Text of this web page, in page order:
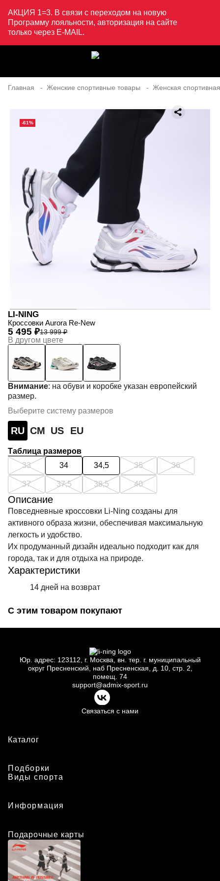
АКЦИЯ 1=3. В связи с переходом на новую
Программу лояльности, авторизация на сайте
только через E-MAIL.
Главная Женские спортивные товары Женская
-61%
LI-NING
Кроссовки Aurora Re-New
13 999 ₽
5 495 ₽
В другом цвете
Внимание: на обуви и коробке указан европейский
размер.
Выберите систему размеров
RU СМ US EU
Таблица размеров
33
34 34,5 35 36
37 37,5 38,5 40
Описание
Повседневные кроссовки Li-Ning созданы для
активного образа жизни, обеспечивая максимальную
легкость и удобство.
Их продуманный дизайн идеально подходит как для
города, так и для отдыха на природе.
Характеристики
14 дней на возврат
С этим товаром покупают
Юр. адрес: 123112, г. Москва, вн. тер. г. муниципальный
округ Пресненский, наб Пресненская, д.
10, стр. 2,
помещ. 74
support@admix-sport.ru
Связаться с нами
Каталог
Подборки
Виды спорта
Информация
Подарочные карты